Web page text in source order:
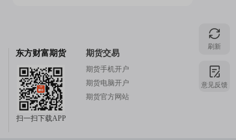
刷新
意见反馈
东方财富期货
扫一扫下载APP
期货交易
期货手机开户
期货电脑开户
期货官方网站